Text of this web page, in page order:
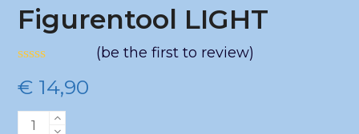
Figurentool LIGHT
0
(be the first to review)
€ 14,90
Groep